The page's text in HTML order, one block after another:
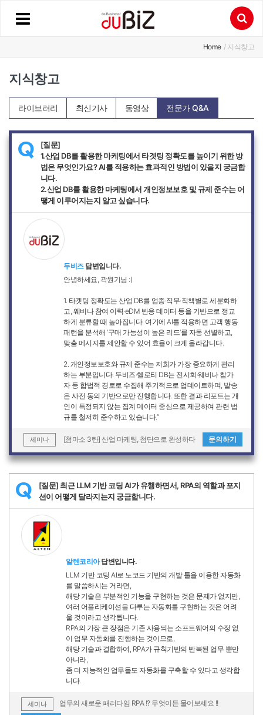
Home / 지식창고
지식창고
라이브러리 최신기사 동영상 전문가 Q&A
Q
[질문]
1.산업 DB를 활용한 마케팅에서 타겟팅 정확도를 높이기 위한 방
법은 무엇인가요? AI를 적용하는 효과적인 방법이 있을지 궁금합
니다.
2.산업 DB를 활용한 마케팅에서 개인정보보호 및 규제 준수는 어
떻게 이루어지는지 알고 싶습니다.
두비즈답변입니다.
안녕하세요, 곽원기님 :)
1. 타겟팅 정확도는 산업 DB를 업종·직무·직책별로 세분화하
고, 웨비나 참여 이력·eDM 반응 데이터 등을 기반으로 정교
하게 분류할 때 높아집니다. 여기에 AI를 적용하면 고객 행동
패턴을 분석해 ‘구매 가능성이 높은 리드’를 자동 선별하고,
맞춤 메시지를 제안할 수 있어 효율이 크게 올라갑니다.
2. 개인정보보호와 규제 준수는 저희가 가장 중요하게 관리
하는 부분입니다. 두비즈·헬로티 DB는 전시회·웨비나 참가
자 등 합법적 경로로 수집해 주기적으로 업데이트하며, 발송
은 사전 동의 기반으로만 진행합니다. 또한 결과 리포트는 개
인이 특정되지 않는 집계 데이터 중심으로 제공하여 관련 법
규를 철저히 준수하고 있습니다.”
세미나 [첨마소 3탄] 산업 마케팅, 첨단으로 완성하다 문의하기
Q
[질문] 최근 LLM 기반 코딩 AI가 유행하면서, RPA의 역할과 포지
션이 어떻게 달라지는지 궁금합니다.
알텐코리아답변입니다.
LLM 기반 코딩 AI로 노코드 기반의 개발 툴을 이용한 자동화
를 말씀하시는 거라면,
해당 기술은 부분적인 기능을 구현하는 것은 문제가 없지만,
여러 어플리케이션을 다루는 자동화를 구현하는 것은 어려
울 것이라고 생각됩니다.
RPA의 가장 큰 장점은 기존 사용되는 소프트웨어의 수정 없
이 업무 자동화를 진행하는 것이므로,
해당 기술과 결합하여, RPA가 규칙기반의 반복된 업무 뿐만
아니라,
좀 더 지능적인 업무들도 자동화를 구축할 수 있다고 생각합
니다.
세미나
업무의 새로운 패러다임 RPA !? 무엇이든 물어보세요 !!